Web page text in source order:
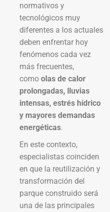
normativos y
tecnológicos muy
diferentes a los actuales
deben enfrentar hoy
fenómenos cada vez
más frecuentes,
como olas de calor
prolongadas, lluvias
intensas, estrés hídrico
y mayores demandas
energéticas.
En este contexto,
especialistas coinciden
en que la reutilización y
transformación del
parque construido será
una de las principales